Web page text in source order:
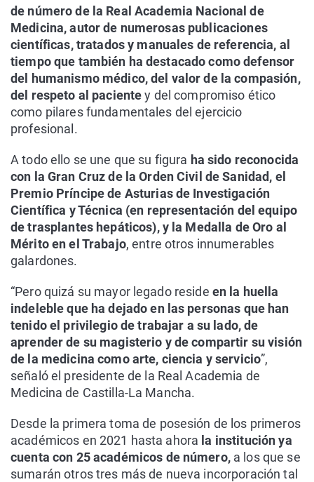
de número de la Real Academia Nacional de
Medicina, autor de numerosas publicaciones
científicas, tratados y manuales de referencia, al
tiempo que también ha destacado como defensor
del humanismo médico, del valor de la compasión,
del respeto al pacientey del compromiso ético
como pilares fundamentales del ejercicio
profesional.
A todo ello se une que su figura ha sido reconocida
con la Gran Cruz de la Orden Civil de Sanidad, el
Premio Príncipe de Asturias de Investigación
Científica y Técnica (en representación del equipo
de trasplantes hepáticos), y la Medalla de Oro al
Mérito en el Trabajo, entre otros innumerables
galardones.
“Pero quizá su mayor legado reside en la huella
indeleble que ha dejado en las personas que han
tenido el privilegio de trabajar a su lado, de
aprender de su magisterio y de compartir su visión
de la medicina como arte, ciencia y servicio”,
señaló el presidente de la Real Academia de
Medicina de Castilla-La Mancha.
Desde la primera toma de posesión de los primeros
académicos en 2021 hasta ahora la institución ya
cuenta con 25 académicos de número,a los que se
sumarán otros tres más de nueva incorporación tal